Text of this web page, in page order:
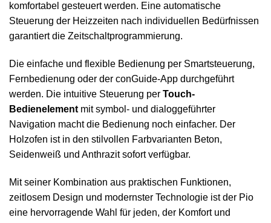
komfortabel gesteuert werden. Eine automatische
Steuerung der Heizzeiten nach individuellen Bedürfnissen
garantiert die Zeitschaltprogrammierung.
Die einfache und flexible Bedienung per Smartsteuerung,
Fernbedienung oder der conGuide-App durchgeführt
werden. Die intuitive Steuerung per Touch-
Bedienelement mit symbol- und dialoggeführter
Navigation macht die Bedienung noch einfacher. Der
Holzofen ist in den stilvollen Farbvarianten Beton,
Seidenweiß und Anthrazit sofort verfügbar.
Mit seiner Kombination aus praktischen Funktionen,
zeitlosem Design und modernster Technologie ist der Pio
eine hervorragende Wahl für jeden, der Komfort und